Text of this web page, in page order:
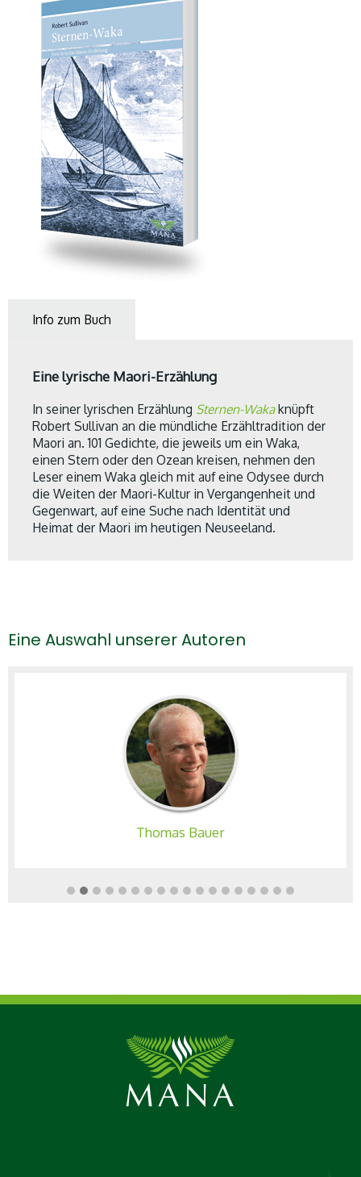
Info zum Buch
Eine lyrische Maori-Erzählung
In seiner lyrischen Erzählung Sternen-Wakaknüpft
Robert Sullivan an die mündliche Erzähltradition der
Maori an. 101 Gedichte, die jeweils um ein Waka,
einen Stern oder den Ozean kreisen, nehmen den
Leser einem Waka gleich mit auf eine Odysee durch
die Weiten der Maori-Kultur in Vergangenheit und
Gegenwart, auf eine Suche nach Identität und
Heimat der Maori im heutigen Neuseeland.
Eine Auswahl unserer Autoren
Thomas Bauer